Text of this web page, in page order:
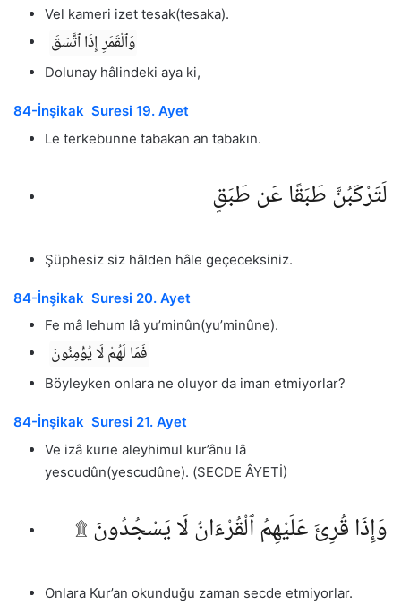
Vel kameri izet tesak(tesaka).
وَٱلْقَمَرِ إِذَا ٱتَّسَقَ
Dolunay hâlindeki aya ki,
84-İnşikak Suresi 19. Ayet
Le terkebunne tabakan an tabakın.
لَتَرْكَبُنَّ طَبَقًا عَن طَبَقٍ
Şüphesiz siz hâlden hâle geçeceksiniz.
84-İnşikak Suresi 20. Ayet
Fe mâ lehum lâ yu’minûn(yu’minûne).
فَمَا لَهُمْ لَا يُؤْمِنُونَ
Böyleyken onlara ne oluyor da iman etmiyorlar?
84-İnşikak Suresi 21. Ayet
Ve izâ kurıe aleyhimul kur’ânu lâ
yescudûn(yescudûne). (SECDE ÂYETİ)
وَإِذَا قُرِئَ عَلَيْهِمُ ٱلْقُرْءَانُ لَا يَسْجُدُونَ ۩
Onlara Kur’an okunduğu zaman secde etmiyorlar.